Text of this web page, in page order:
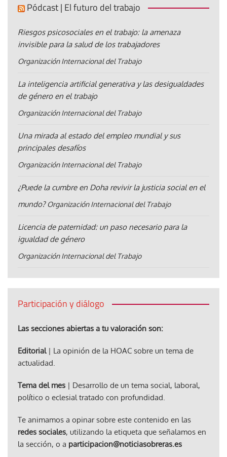
Pódcast | El futuro del trabajo
Riesgos psicosociales en el trabajo: la amenaza
invisible para la salud de los trabajadores
Organización Internacional del Trabajo
La inteligencia artificial generativa y las desigualdades
de género en el trabajo
Organización Internacional del Trabajo
Una mirada al estado del empleo mundial y sus
principales desafíos
Organización Internacional del Trabajo
¿Puede la cumbre en Doha revivir la justicia social en el
mundo? Organización Internacional del Trabajo
Licencia de paternidad: un paso necesario para la
igualdad de género
Organización Internacional del Trabajo
Participación y diálogo
Las secciones abiertas a tu valoración son:
Editorial| La opinión de la HOAC sobre un tema de
actualidad.
Tema del mes | Desarrollo de un tema social, laboral,
político o eclesial tratado con profundidad.
Te animamos a opinar sobre este contenido en las
redes sociales, utilizando la etiqueta que señalamos en
la sección, o a participacion@noticiasobreras.es